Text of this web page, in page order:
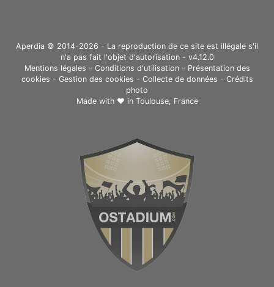
Aperdia © 2014-2026 - La reproduction de ce site est illégale s'il
n'a pas fait l'objet d'autorisation - v4.12.0
Mentions légales - Conditions d'utilisation- Présentation des
cookies - Gestion des cookies - Collecte de données - Crédits
photo
Made with ❤ in Toulouse, France